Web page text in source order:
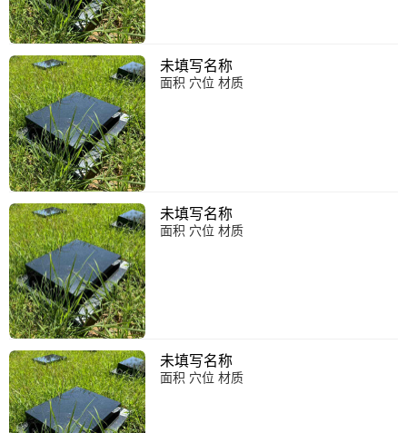
未填写名称
面积 穴位 材质
未填写名称
面积 穴位 材质
未填写名称
面积 穴位 材质